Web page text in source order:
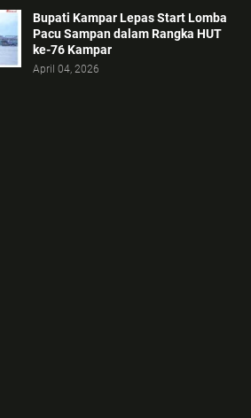
Bupati Kampar Lepas Start Lomba
Pacu Sampan dalam Rangka HUT
ke-76 Kampar
April 04, 2026